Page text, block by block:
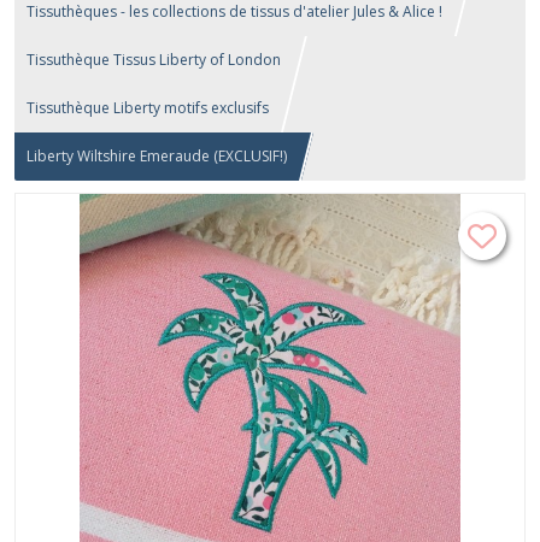
Tissuthèques - les collections de tissus d'atelier Jules & Alice !
Tissuthèque Tissus Liberty of London
Tissuthèque Liberty motifs exclusifs
Liberty Wiltshire Emeraude (EXCLUSIF!)